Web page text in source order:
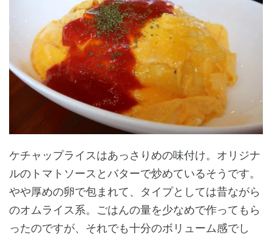
ケチャップライスはあっさりめの味付け。オリジナ
ルのトマトソースとバターで炒めているそうです。
やや厚めの卵で包まれて、タイプとしては昔ながら
のオムライス系。ごはんの量を少なめで作ってもら
ったのですが、それでも十分のボリューム感でし